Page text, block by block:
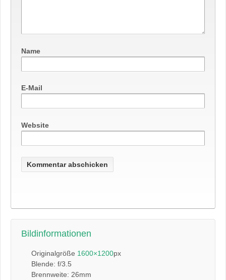
Name
E-Mail
Website
Bildinformationen
Originalgröße 1600×1200px
Blende: f/3.5
Brennweite: 26mm